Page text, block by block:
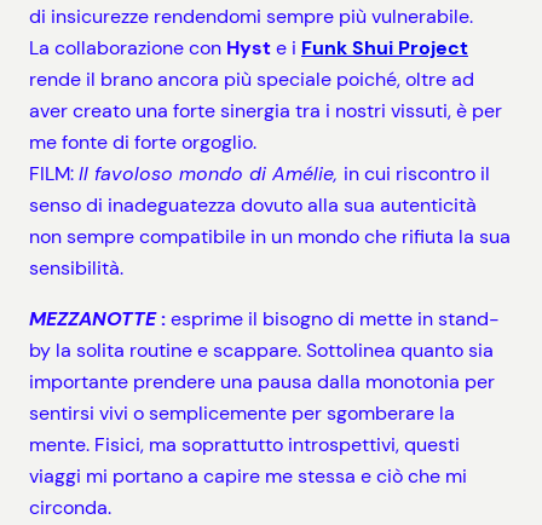
di insicurezze rendendomi sempre più vulnerabile.
La collaborazione con Hyste i Funk Shui Project
rende il brano ancora più speciale poiché, oltre ad
aver creato una forte sinergia tra i nostri vissuti, è per
me fonte di forte orgoglio.
FILM:Il favoloso mondo di Amélie, in cui riscontro il
senso di inadeguatezza dovuto alla sua autenticità
non sempre compatibile in un mondo che rifiuta la sua
sensibilità.
MEZZANOTTE:esprime il bisogno di mette in stand-
by la solita routine e scappare. Sottolinea quanto sia
importante prendere una pausa dalla monotonia per
sentirsi vivi o semplicemente per sgomberare la
mente. Fisici, ma soprattutto introspettivi, questi
viaggi mi portano a capire me stessa e ciò che mi
circonda.